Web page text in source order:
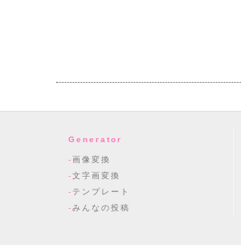
Generator
画像変換
文字画変換
テンプレート
みんなの投稿